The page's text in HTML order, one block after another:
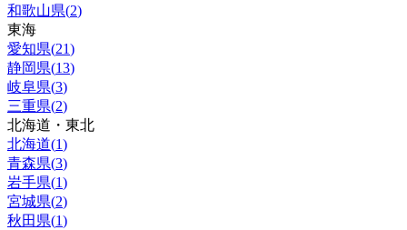
和歌山県(2)
東海
愛知県(21)
静岡県(13)
岐阜県(3)
三重県(2)
北海道・東北
北海道(1)
青森県(3)
岩手県(1)
宮城県(2)
秋田県(1)